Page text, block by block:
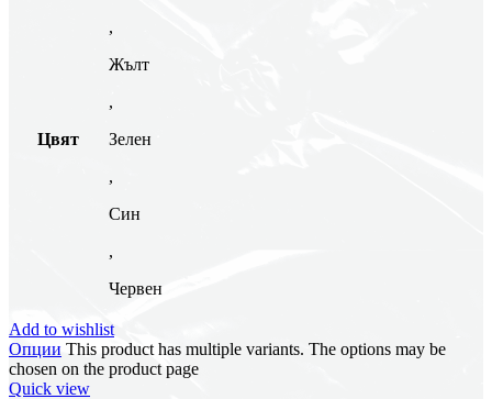
Цвят
,
Жълт
,
Зелен
,
Син
,
Червен
Add to wishlist
Опции This product has multiple variants. The options may be
chosen on the product page
Quick view